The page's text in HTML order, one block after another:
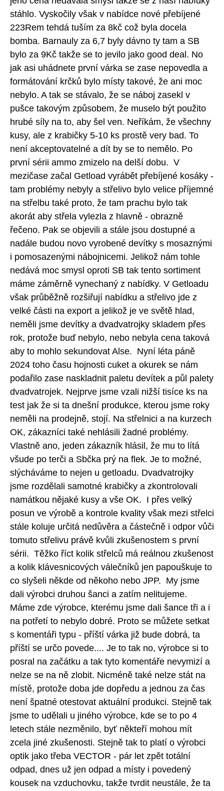
stáhlo. Vyskočily však v nabídce nové přebíjené
223Rem tehdá tuším za 8kč což byla docela
bomba. Barnauly za 6,7 byly dávno ty tam a SB
bylo za 9Kč takže se to jevilo jako good deal. No
jak asi uhádnete první várka se zase nepovedla a
formátování krčků bylo místy takové, že ani moc
nebylo. A tak se stávalo, že se náboj zasekl v
pušce takovým způsobem, že muselo být použito
hrubé síly na to, aby šel ven. Neříkám, že všechny
kusy, ale z krabičky 5-10 ks prostě very bad. To
není akceptovatelné a dít by se to nemělo. Po
první sérii ammo zmizelo na delší dobu. V
mezičase začal Getload vyrábět přebíjené kosáky -
tam problémy nebyly a střelivo bylo velice příjemné
na střelbu také proto, že tam prachu bylo tak
akorát aby střela vylezla z hlavně - obrazně
řečeno. Pak se objevili a stále jsou dostupné a
nadále budou novo vyrobené devítky s mosaznými
i pomosazenými nábojnicemi. Jelikož nám tohle
nedává moc smysl oproti SB tak tento sortiment
máme záměrně vynechaný z nabídky. V Getloadu
však průběžně rozšiřují nabídku a střelivo jde z
velké části na export a jelikož je ve světě hlad,
neměli jsme devítky a dvadvatrojky skladem přes
rok, protože buď nebylo, nebo nebyla cena taková
aby to mohlo sekundovat Alse. Nyní léta páně
2024 toho času hojnosti cuket a okurek se nám
podařilo zase naskladnit paletu devítek a půl palety
dvadvatrojek. Nejprve jsme vzali nižší tisíce ks na
test jak že si ta dnešní produkce, kterou jsme roky
neměli na prodejně, stojí. Na střelnici a na kurzech
OK, zákazníci také nehlásili žadné problémy.
Vlastně ano, jeden zákazník hlásil, že mu to lítá
všude po terči a Sbčka prý na flek. Je to možné,
slýcháváme to nejen u getloadu. Dvadvatrojky
jsme rozdělali samotné krabičky a zkontrolovali
namátkou nějaké kusy a vše OK. I přes velký
posun ve výrobě a kontrole kvality však mezi střelci
stále koluje určitá nedůvěra a částečně i odpor vůči
tomuto střelivu právě kvůli zkušenostem s první
sérii. Těžko říct kolik střelců má reálnou zkušenost
a kolik klávesnicových válečníků jen papouškuje to
co slyšeli někde od někoho nebo JPP. My jsme
dali výrobci druhou šanci a zatím nelitujeme.
Máme zde výrobce, kterému jsme dali šance tři a i
na potřetí to nebylo dobré. Proto se můžete setkat
s komentáři typu - příští várka již bude dobrá, ta
příští se určo povede.... Je to tak no, výrobce si to
posral na začátku a tak tyto komentáře nevymizí a
nelze se na ně zlobit. Nicméně také nelze stát na
místě, protože doba jde dopředu a jednou za čas
není špatné otestovat aktuální produkci. Stejně tak
jsme to udělali u jiného výrobce, kde se to po 4
letech stále nezměnilo, byť někteří mohou mít
zcela jiné zkušenosti. Stejně tak to platí o výrobci
optik jako třeba VECTOR - pár let zpět totální
odpad, dnes už jen odpad a místy i povedený
kousek na vzduchovku, takže tvrdit neustále, že ta